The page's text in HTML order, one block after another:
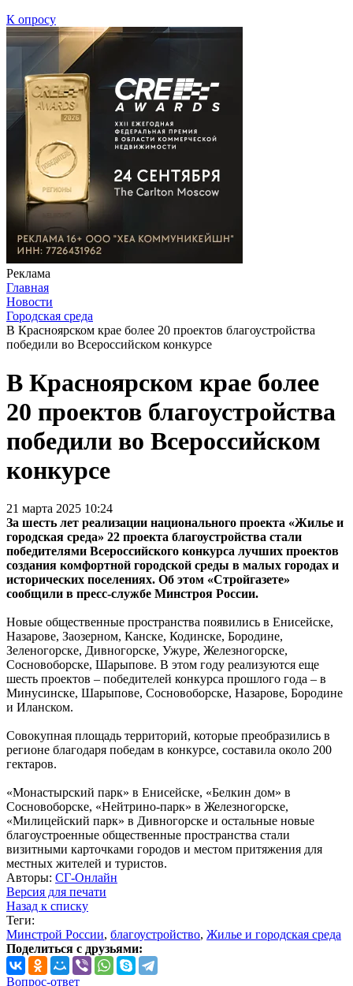
К опросу
Реклама
Главная
Новости
Городская среда
В Красноярском крае более 20 проектов благоустройства
победили во Всероссийском конкурсе
В Красноярском крае более
20 проектов благоустройства
победили во Всероссийском
конкурсе
21 марта 2025 10:24
За шесть лет реализации национального проекта «Жилье и
городская среда» 22 проекта благоустройства стали
победителями Всероссийского конкурса лучших проектов
создания комфортной городской среды в малых городах и
исторических поселениях. Об этом «Стройгазете»
сообщили в пресс-службе Минстроя России.
Новые общественные пространства появились в Енисейске,
Назарове, Заозерном, Канске, Кодинске, Бородине,
Зеленогорске, Дивногорске, Ужуре, Железногорске,
Сосновоборске, Шарыпове. В этом году реализуются еще
шесть проектов – победителей конкурса прошлого года – в
Минусинске, Шарыпове, Сосновоборске, Назарове, Бородине
и Иланском.
Совокупная площадь территорий, которые преобразились в
регионе благодаря победам в конкурсе, составила около 200
гектаров.
«Монастырский парк» в Енисейске, «Белкин дом» в
Сосновоборске, «Нейтрино-парк» в Железногорске,
«Милицейский парк» в Дивногорске и остальные новые
благоустроенные общественные пространства стали
визитными карточками городов и местом притяжения для
местных жителей и туристов.
Авторы: СГ-Онлайн
Версия для печати
Назад к списку
Теги:
Минстрой России, благоустройство, Жилье и городская среда
Поделиться с друзьями:
Вопрос-ответ